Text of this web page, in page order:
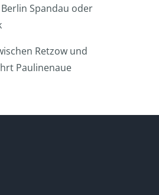
Spandau oder
Retzow und
Paulinenaue